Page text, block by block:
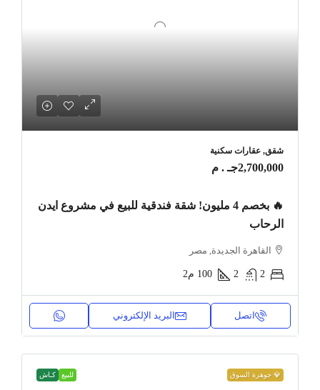
شقق, عقارات سكنية
2,700,000جـ . م
🔥 بخصم 4 مليون! شقة فندقية للبيع في مشروع ايدن
الرحاب
القاهرة الجديدة, مصر
2
2
100 م2
اتصل البريد الإلكتروني
💎 جوهرة السوق للبيع كـاش